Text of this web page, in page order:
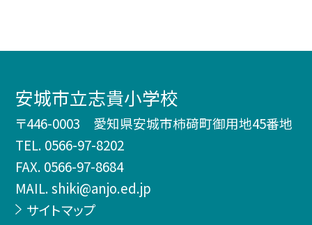
安城市立志貴小学校
〒446-0003 愛知県安城市柿𥔎町御用地45番地
TEL. 0566-97-8202
FAX. 0566-97-8684
MAIL. shiki@anjo.ed.jp
サイトマップ